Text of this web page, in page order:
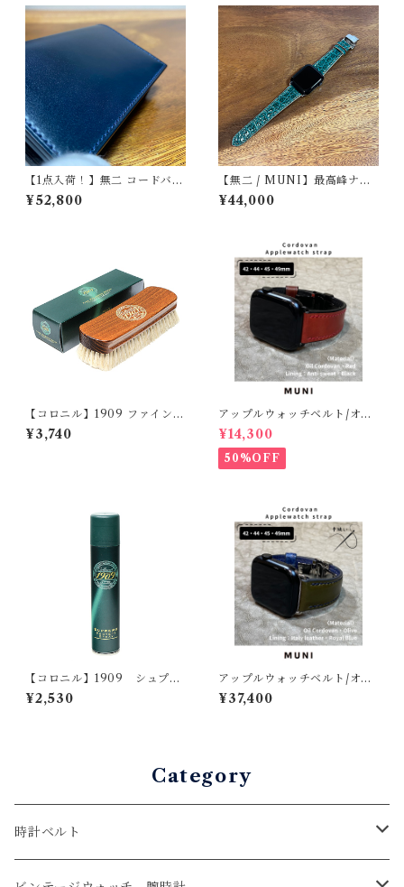
【1点入荷！】無二 コードバン
名刺入れ オイルコードバン ネ
イビー×ブラック｜新喜皮革製
¥52,800
【無二 / MUNI】最高峰ナイ
ルクロコダイル仕立て Apple
Watch専用ストラップ 丸
¥44,000
【コロニル】1909 ファインポ
リッシングブラシ（山羊毛ブ
ラシ）
¥3,740
アップルウォッチベルト/オイ
ルコードバン・レッド・フラ
ット（For 42/44/45/49m
m）時計バンド
¥14,300
50%OFF
【コロニル】1909 シュプリ
ーム プロテクト スプレー
¥2,530
アップルウォッチベルト/オイ
ルコードバン・オリーブ・ボ
ンベ型・手縫い（For 42/44/
¥37,400
Category
時計ベルト